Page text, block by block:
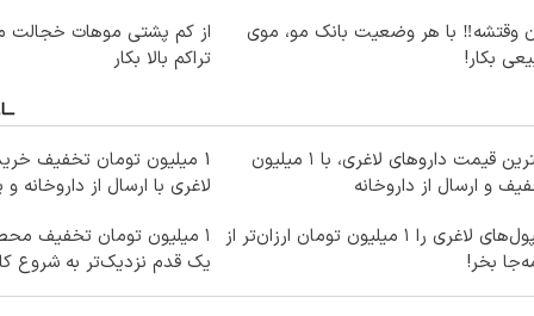
وقتشه‼️ با هر وضعیت بانک مو، موی
بکار!
از کم پشتی موهات خجالت
تراکم بالا بکار
بهترین قیمت داروهای لاغری، با ۱ میلیون
و ارسال از داروخانه‌
1 میلیون تومان تخفیف
لاغری با ارسال از داروخانه
آمپول‌های لاغری را ۱ میلیون تومان ارزان‌تر از
بخر!
۱ میلیون تومان تخفیف
یک قدم نزدیک‌تر به شروع